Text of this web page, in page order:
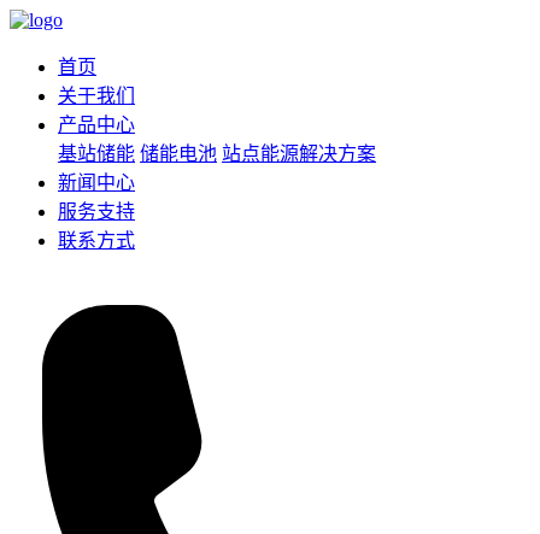
首页
关于我们
产品中心
基站储能 储能电池 站点能源解决方案
新闻中心
服务支持
联系方式